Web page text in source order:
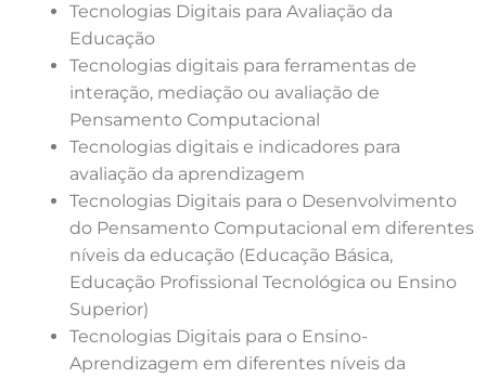
Tecnologias Digitais para Avaliação da
Educação
Tecnologias digitais para ferramentas de
interação, mediação ou avaliação de
Pensamento Computacional
Tecnologias digitais e indicadores para
avaliação da aprendizagem
Tecnologias Digitais para o Desenvolvimento
do Pensamento Computacional em diferentes
níveis da educação (Educação Básica,
Educação Profissional Tecnológica ou Ensino
Superior)
Tecnologias Digitais para o Ensino-
Aprendizagem em diferentes níveis da